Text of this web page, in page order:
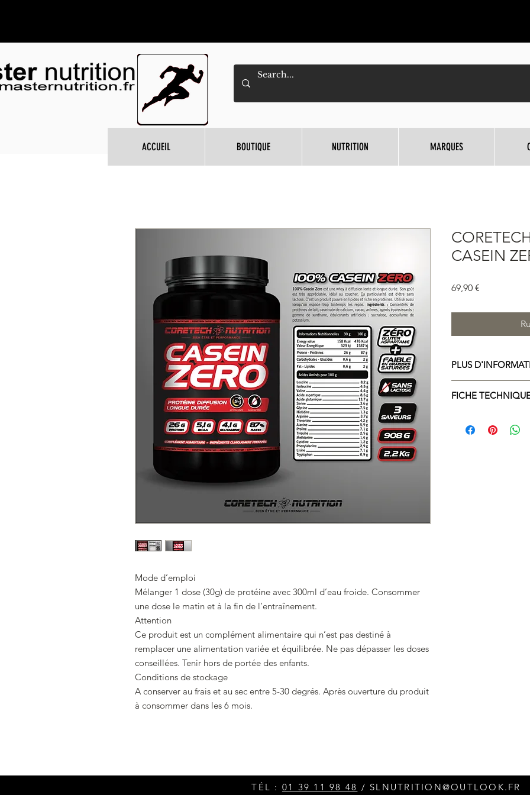
Mode d’emploi
Mélanger 1 dose (30g) de protéine avec 300ml d’eau froide. Consommer
une dose le matin et à la fin de l’entraînement.
Attention
Ce produit est un complément alimentaire qui n’est pas destiné à
remplacer une alimentation variée et équilibrée. Ne pas dépasser les doses
conseillées. Tenir hors de portée des enfants.
Conditions de stockage
A conserver au frais et au sec entre 5-30 degrés. Après ouverture du produit
à consommer dans les 6 mois.
CASEIN
69,90 €Prix
PLUS
FICHE
ACCUEIL BOUTIQUE NUTRITION MARQUES
TÉL : 01 39 11 98 48 / SLNUTRITION@OUTLOOK.FR